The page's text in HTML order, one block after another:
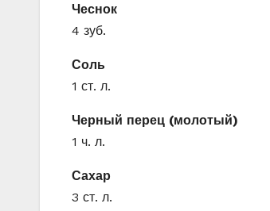
Чеснок
4 зуб.
Соль
1 ст. л.
Черный перец (молотый)
1 ч. л.
Сахар
3 ст. л.